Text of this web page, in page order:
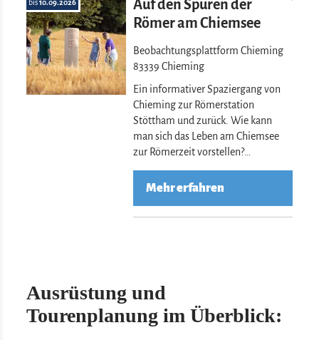
Auf den Spuren der
Römer am Chiemsee
Beobachtungsplattform Chieming
83339 Chieming
Ein informativer Spaziergang von
Chieming zur Römerstation
Stöttham und zurück. Wie kann
man sich das Leben am Chiemsee
zur Römerzeit vorstellen?…
Mehr erfahren
bis10.09.2026
Ausrüstung und
Tourenplanung im Überblick: